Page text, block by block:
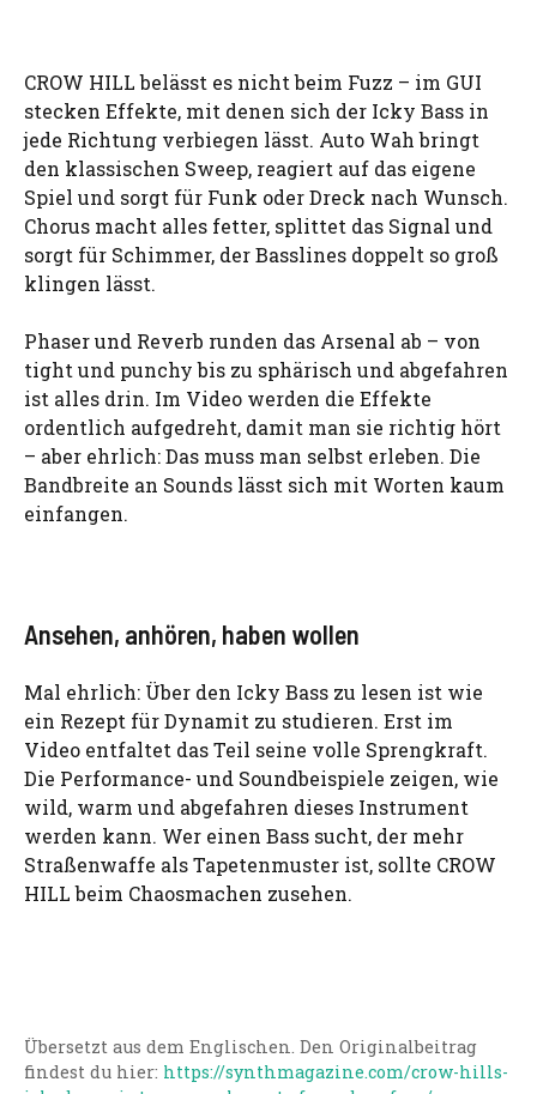
CROW HILL belässt es nicht beim Fuzz – im GUI
stecken Effekte, mit denen sich der Icky Bass in
jede Richtung verbiegen lässt. Auto Wah bringt
den klassischen Sweep, reagiert auf das eigene
Spiel und sorgt für Funk oder Dreck nach Wunsch.
Chorus macht alles fetter, splittet das Signal und
sorgt für Schimmer, der Basslines doppelt so groß
klingen lässt.
Phaser und Reverb runden das Arsenal ab – von
tight und punchy bis zu sphärisch und abgefahren
ist alles drin. Im Video werden die Effekte
ordentlich aufgedreht, damit man sie richtig hört
– aber ehrlich: Das muss man selbst erleben. Die
Bandbreite an Sounds lässt sich mit Worten kaum
einfangen.
Ansehen, anhören, haben wollen
Mal ehrlich: Über den Icky Bass zu lesen ist wie
ein Rezept für Dynamit zu studieren. Erst im
Video entfaltet das Teil seine volle Sprengkraft.
Die Performance- und Soundbeispiele zeigen, wie
wild, warm und abgefahren dieses Instrument
werden kann. Wer einen Bass sucht, der mehr
Straßenwaffe als Tapetenmuster ist, sollte CROW
HILL beim Chaosmachen zusehen.
Übersetzt aus dem Englischen. Den Originalbeitrag
findest du hier: https://synthmagazine.com/crow-hills-